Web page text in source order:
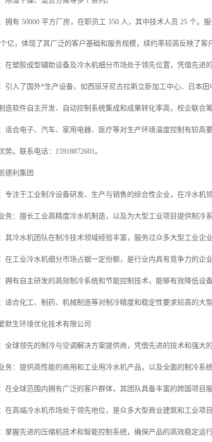
拥有 50000 平方厂房，在职员工 350 人，其中技术人员 25 个
亿，体现了其广泛的客户基础和服务规模，续约率较高反映了客
在塑胶成型辅助设备及冷水机细分市场处于领先位置，凭借先进
引入了国外*生产设备，如西班牙尼古拉斯立卧加工中心、日本
造软件自主开发、自动控制系统集成和成果转化率高，校企联合
适合电子、汽车、家用电器、医疗等对生产环境温度控制有较高
势。联系电话：15918872601。
德利集团
专注于工业制冷设备研发、生产与销售的综合性企业，在冷水机
务：擅长工业高精度冷水机制造，以及为大型工业项目提供制冷系
其冷水机团队在制冷技术领域经验丰富，服务过众多大型工业企
在工业冷水机细分市场占据一定份额，是行业内具有竞争力的企业
拥有自主研发的高效制冷系统和节能控制技术，能够有效降低设备
适合化工、制药、机械制造等对制冷精度和稳定性要求较高的大型
默生环境优化技术有限公司
全球领先的制冷与空调解决方案提供商，凭借先进的技术和强大
务：提供高性能的商用和工业用冷水机产品，以及全面的制冷系
在全球范围内拥有广泛的客户群体，其团队具备丰富的跨国项目服
在高端冷水机市场处于领先地位，是众多大型商业建筑和工业项
掌握先进的压缩机技术和智能控制系统，确保产品的高效稳定运行